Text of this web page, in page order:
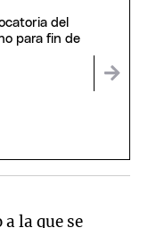
del
para fin de
la que se